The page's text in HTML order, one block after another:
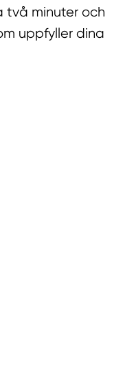
två minuter och
uppfyller dina